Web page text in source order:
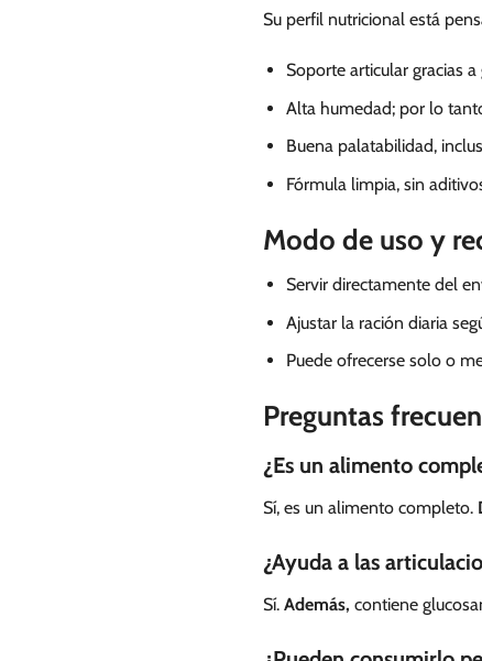
Su perfil nutricional está
Soporte articular gracias
Alta humedad; por lo
Buena palatabilidad,
Fórmula limpia, sin
Modo de uso y
Servir directamente del
Ajustar la ración diaria
Puede ofrecerse solo o
Preguntas
¿Es un alimento
Sí, es un alimento completo.
¿Ayuda a las
Sí. Además, contiene